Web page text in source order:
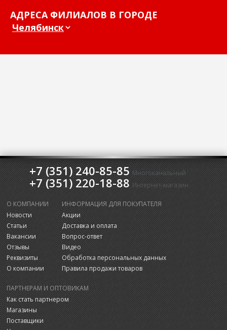
АДРЕСА ФИЛИАЛОВ В ГОРОДЕ
+7 (351) 240-85-85 Многоканальный
+7 (351) 220-18-88 Интернет-магазин
О КОМПАНИИ
Новости
Статьи
Вакансии
Отзывы
Реквизиты
О компании
ИНФОРМАЦИЯ ДЛЯ ПОКУПАТЕЛЯ
Акции
Доставка и оплата
Вопрос-ответ
Видео
Обработка персональных данных
Правила продажи товаров
ПАРТНЕРАМ И ОПТОВИКАМ
Как стать партнером
Магазины
Поставщики